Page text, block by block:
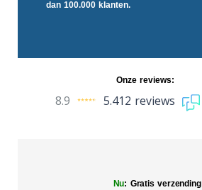
dan 100.000 klanten.
Onze reviews:
8.9 5.412 reviews
Nu: Gratis verzending